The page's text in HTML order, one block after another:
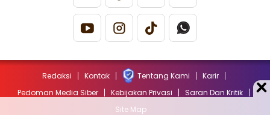
Redaksi Kontak Tentang Kami
Karir
Pedoman Media Siber
Kebijakan Privasi
Saran Dan Kritik
Site Map